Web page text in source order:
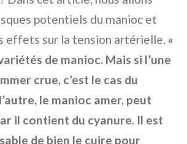
potentiels du manioc et
effets sur la tension artérielle. «
de manioc. Mais si l’une
crue, c’est le cas du
le manioc amer, peut
il contient du cyanure. Il est
de bien le cuire pour